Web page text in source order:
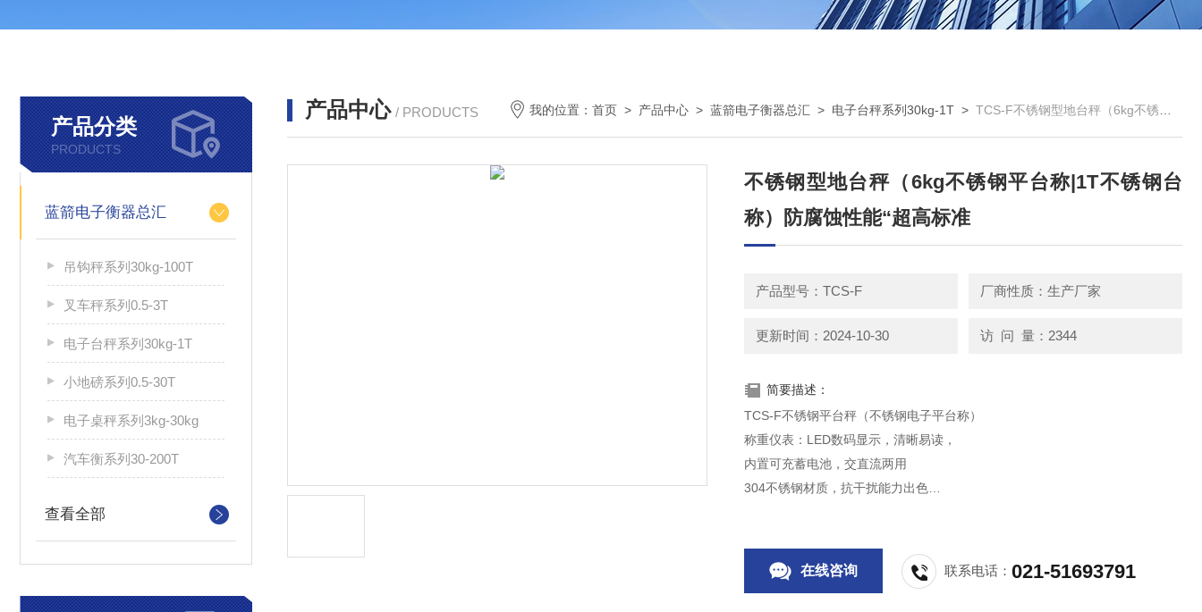
产品分类
PRODUCTS
蓝箭电子衡器总汇
吊钩秤系列30kg-100T
叉车秤系列0.5-3T
电子台秤系列30kg-1T
小地磅系列0.5-30T
电子桌秤系列3kg-30kg
汽车衡系列30-200T
查看全部
产品中心 / PRODUCTS 我的位置：首页 > 产品中心 >蓝箭电子衡器总汇 > 电子台秤系列30kg-1T >TCS-F不锈钢型地台秤（6kg不锈钢平台称|1T不锈钢台称）防腐蚀性能“超高标准
不锈钢型地台秤（6kg不锈钢平台称|1T不锈钢台
称）防腐蚀性能“超高标准
产品型号：TCS-F 厂商性质：生产厂家
更新时间：2024-10-30 访 问 量：2344
简要描述：
TCS-F不锈钢平台秤（不锈钢电子平台称）
称重仪表：LED数码显示，清晰易读，
内置可充蓄电池，交直流两用
304不锈钢材质，抗干扰能力出色
在线咨询 联系电话：021-51693791